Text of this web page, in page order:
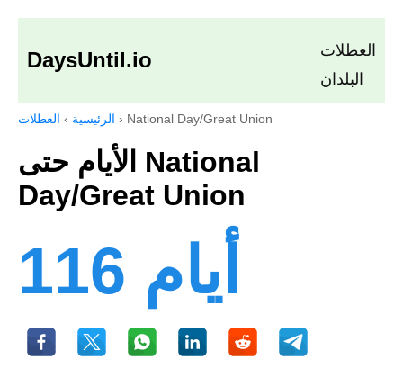
DaysUntil.io
العطلات
البلدان
الرئيسية › العطلات › National Day/Great Union
الأيام حتى National
Day/Great Union
116 أيام